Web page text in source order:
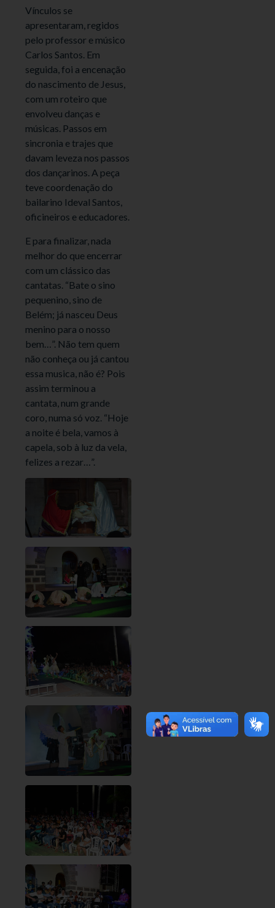
Vínculos se
apresentaram, regidos
pelo professor e músico
Carlos Santos. Em
seguida, foi a encenação
do nascimento de Jesus,
com um roteiro que
envolveu danças e
músicas. Passos em
sincronia e trajes que
davam leveza nos passos
dos dançarinos. A peça
teve coordenação do
bailarino Ideval Santos,
oficineiros e educadores.
E para finalizar, nada
melhor do que encerrar
com um clássico das
cantatas. “Bate o sino
pequenino, sino de
Belém; já nasceu Deus
menino para o nosso
bem…”. Não tem quem
não conheça ou já cantou
essa musica, não é? Pois
assim terminou a
cantata, num grande
coro, numa só voz. “Hoje
a noite é bela, vamos à
capela, sob à luz da vela,
felizes a rezar…”.